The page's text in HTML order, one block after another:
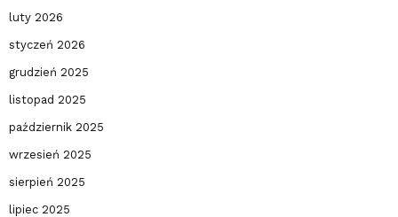
luty 2026
styczeń 2026
grudzień 2025
listopad 2025
październik 2025
wrzesień 2025
sierpień 2025
lipiec 2025